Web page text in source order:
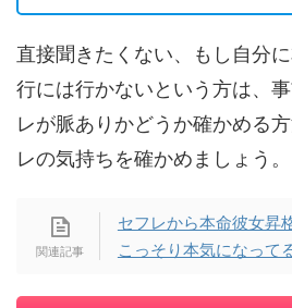
直接聞きたくない、もし自分
行には行かないという方は、
レが脈ありかどうか確かめる
レの気持ちを確かめましょう。
セフレから本命彼女昇
こっそり本気になって